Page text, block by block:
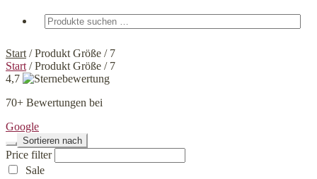
Suchen
nach:
Start /Produkt Größe / 7
Start /Produkt Größe / 7
4,7
70+ Bewertungen bei
Google
Sortieren nach
Price filter
Sale